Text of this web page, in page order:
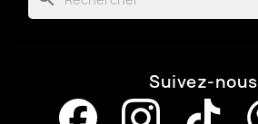
Suivez-nous